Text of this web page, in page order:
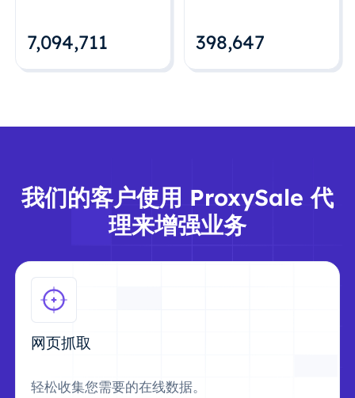
7,094,712 398,648
我们的客户使用 ProxySale 代
理来增强业务
网页抓取
轻松收集您需要的在线数据。